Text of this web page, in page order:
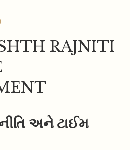
RAJNITI
અને ટાઈમ